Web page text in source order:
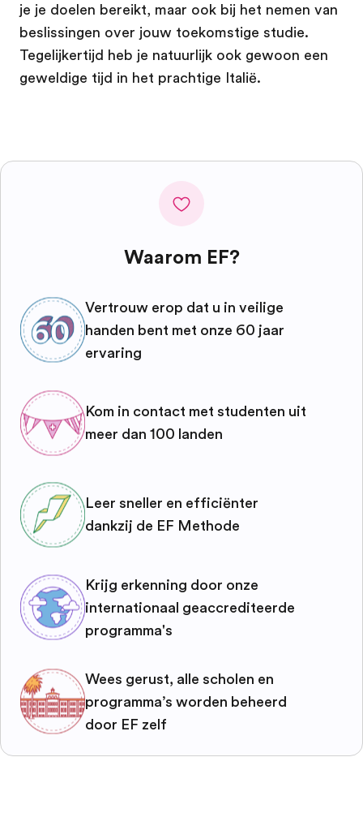
je je doelen bereikt, maar ook bij het nemen van
beslissingen over jouw toekomstige studie.
Tegelijkertijd heb je natuurlijk ook gewoon een
geweldige tijd in het prachtige Italië.
Waarom EF?
Vertrouw erop dat u in veilige
handen bent met onze 60 jaar
ervaring
Kom in contact met studenten uit
meer dan 100 landen
Leer sneller en efficiënter
dankzij de EF Methode
Krijg erkenning door onze
internationaal geaccrediteerde
programma's
Wees gerust, alle scholen en
programma’s worden beheerd
door EF zelf